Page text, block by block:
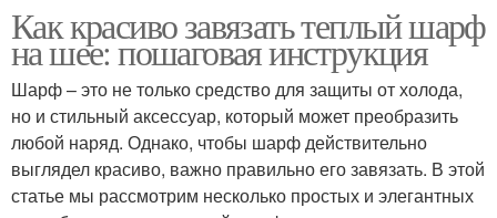
Как красиво завязать теплый шарф
на шее: пошаговая инструкция
Шарф – это не только средство для защиты от холода,
но и стильный аксессуар, который может преобразить
любой наряд. Однако, чтобы шарф действительно
выглядел красиво, важно правильно его завязать. В этой
статье мы рассмотрим несколько простых и элегантных